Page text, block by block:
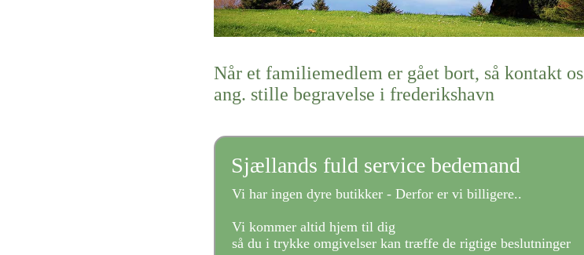
Når et familiemedlem er gået bort, så kontakt os
ang. stille begravelse i frederikshavn
Sjællands fuld service bedemand
Vi har ingen dyre butikker - Derfor er vi billigere..
Vi kommer altid hjem til dig
så du i trykke omgivelser kan træffe de rigtige beslutninger